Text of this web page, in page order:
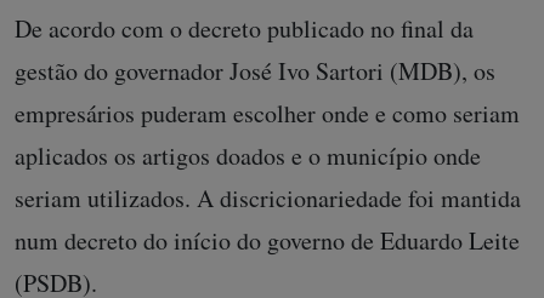
De acordo com o decreto publicado no final da
gestão do governador José Ivo Sartori (MDB), os
empresários puderam escolher onde e como seriam
aplicados os artigos doados e o município onde
seriam utilizados. A discricionariedade foi mantida
num decreto do início do governo de Eduardo Leite
(PSDB).